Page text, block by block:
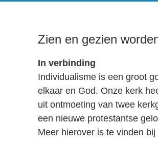
Zien en gezien
In verbinding
Individualisme is een groot
elkaar en God. Onze kerk
uit ontmoeting van twee
een nieuwe protestantse
Meer hierover is te vinden bij